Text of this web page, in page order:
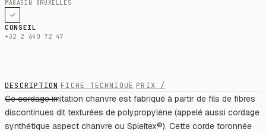
MAGASIN BRUXELLES
CONSEIL
+32 2 640 72 47
DESCRIPTION FICHE TECHNIQUE PRIX /
Ce cordage imitation chanvre est fabriqué à partir de fils de fibres
discontinues dit texturées de polypropylène (appelé aussi cordage
synthétique aspect chanvre ou Spleitex®). Cette corde toronnée